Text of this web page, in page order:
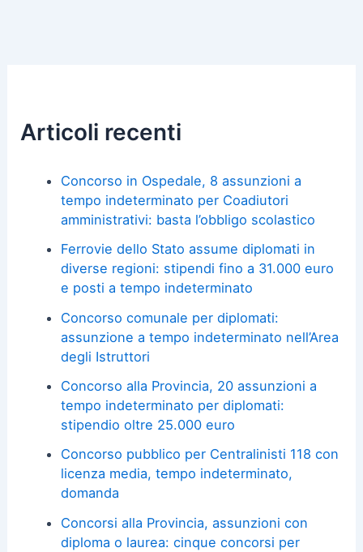
Articoli recenti
Concorso in Ospedale, 8 assunzioni a
tempo indeterminato per Coadiutori
amministrativi: basta l’obbligo scolastico
Ferrovie dello Stato assume diplomati in
diverse regioni: stipendi fino a 31.000 euro
e posti a tempo indeterminato
Concorso comunale per diplomati:
assunzione a tempo indeterminato nell’Area
degli Istruttori
Concorso alla Provincia, 20 assunzioni a
tempo indeterminato per diplomati:
stipendio oltre 25.000 euro
Concorso pubblico per Centralinisti 118 con
licenza media, tempo indeterminato,
domanda
Concorsi alla Provincia, assunzioni con
diploma o laurea: cinque concorsi per